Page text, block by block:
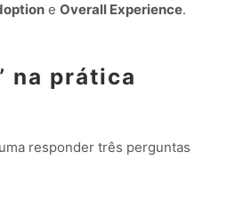
e Overall Experience.
na prática
responder três perguntas